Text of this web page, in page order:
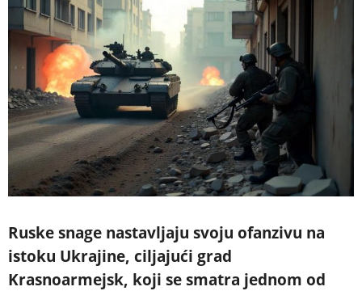
Ruske snage nastavljaju svoju ofanzivu na
istoku Ukrajine, ciljajući grad
Krasnoarmejsk, koji se smatra jednom od